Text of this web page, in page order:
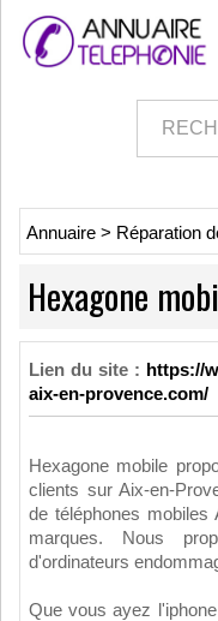
Annuaire > Réparation
Hexagone
Lien du site : https://
aix-en-provence.com/
Hexagone mobile
clients sur Aix-en-
de téléphones mobiles
marques. Nous
d'ordinateurs
Que vous ayez